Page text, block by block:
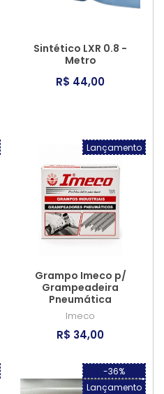
Sintético LXR 0.8 -
Metro
R$ 44,00
Lançamento
Grampo Imeco p/
Grampeadeira
Pneumática
Imeco
R$ 34,00
-36%
Lançamento